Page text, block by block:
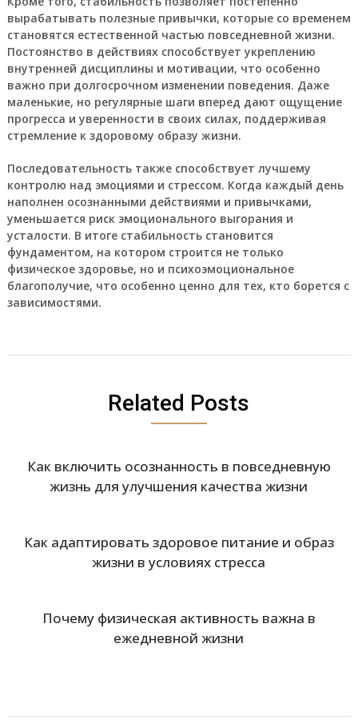
вырабатывать полезные привычки, которые со временем
становятся естественной частью повседневной жизни.
Постоянство в действиях способствует укреплению
внутренней дисциплины и мотивации, что особенно
важно при долгосрочном изменении поведения. Даже
маленькие, но регулярные шаги вперед дают ощущение
прогресса и уверенности в своих силах, поддерживая
стремление к здоровому образу жизни.
Последовательность также способствует лучшему
контролю над эмоциями и стрессом. Когда каждый день
наполнен осознанными действиями и привычками,
уменьшается риск эмоционального выгорания и
усталости. В итоге стабильность становится
фундаментом, на котором строится не только
физическое здоровье, но и психоэмоциональное
благополучие, что особенно ценно для тех, кто борется с
зависимостями.
Related Posts
Как включить осознанность в повседневную
жизнь для улучшения качества жизни
Как адаптировать здоровое питание и образ
жизни в условиях стресса
Почему физическая активность важна в
ежедневной жизни